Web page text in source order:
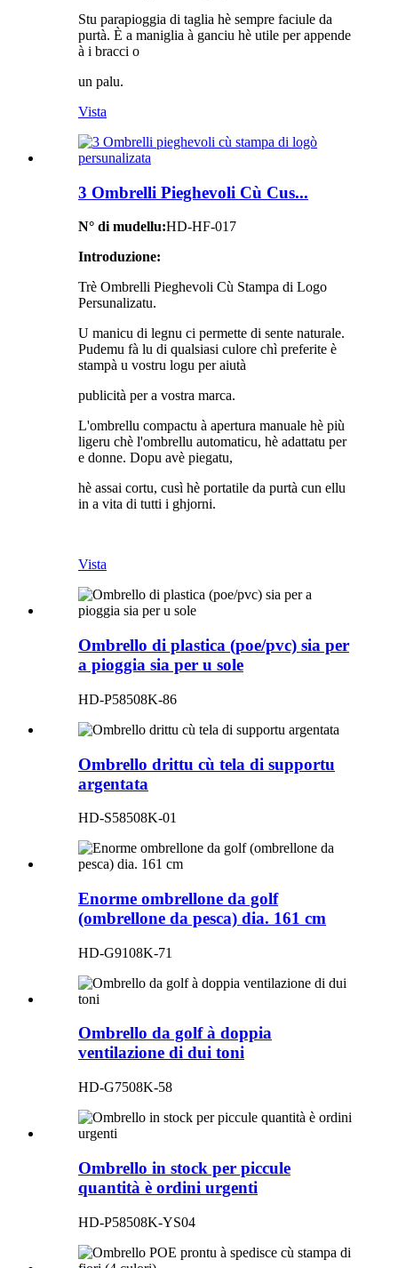
Stu parapioggia di taglia hè sempre faciule da
purtà. È a maniglia à ganciu hè utile per appende
à i bracci o
un palu.
Vista
3 Ombrelli Pieghevoli Cù Cus...
N° di mudellu:HD-HF-017
Introduzione:
Trè Ombrelli Pieghevoli Cù Stampa di Logo
Persunalizatu.
U manicu di legnu ci permette di sente naturale.
Pudemu fà lu di qualsiasi culore chì preferite è
stampà u vostru logu per aiutà
publicità per a vostra marca.
L'ombrellu compactu à apertura manuale hè più
ligeru chè l'ombrellu automaticu, hè adattatu per
e donne. Dopu avè piegatu,
hè assai cortu, cusì hè portatile da purtà cun ellu
in a vita di tutti i ghjorni.
Vista
Ombrello di plastica (poe/pvc) sia per
a pioggia sia per u sole
HD-P58508K-86
Ombrello drittu cù tela di supportu
argentata
HD-S58508K-01
Enorme ombrellone da golf
(ombrellone da pesca) dia. 161 cm
HD-G9108K-71
Ombrello da golf à doppia
ventilazione di dui toni
HD-G7508K-58
Ombrello in stock per piccule
quantità è ordini urgenti
HD-P58508K-YS04